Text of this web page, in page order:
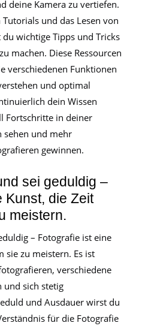
deine Kamera zu vertiefen.
und das Lesen von
wichtige Tipps und Tricks
machen. Diese Ressourcen
verschiedenen Funktionen
und optimal
dein Wissen
Fortschritte in deiner
sehen und mehr
gewinnen.
sei geduldig –
Kunst, die Zeit
meistern.
– Fotografie ist eine
sie zu meistern. Es ist
verschiedene
und sich stetig
und Ausdauer wirst du
für die Fotografie